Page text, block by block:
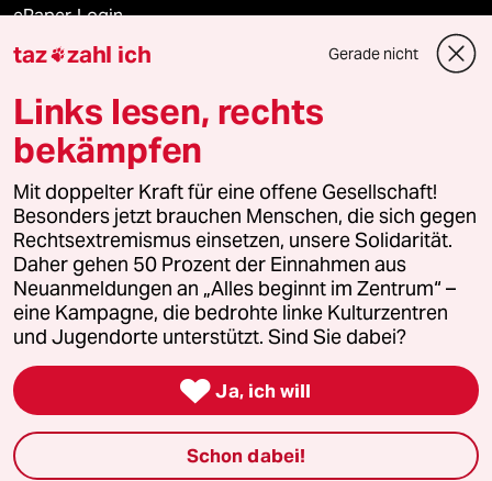
ePaper Login
Downloads für Abonnierende
© 2026 taz Verlags und Vertriebs GmbH
Alle Rechte vorbehalten. Bei rechtlichen Fragen oder für Genehmigungen
wenden Sie sich bitte an
lizenzen@taz.de
Feedback Redaktionsstatut Kommune-Richtlinien
Leitlinie Informant Datenschutz Impressum AGB
Seitenwende Einwilligungen widerrufen (Ads)
taz zahl ich Gerade nicht
Links lesen, rechts
bekämpfen
Mit doppelter Kraft für eine offene Gesellschaft!
Besonders jetzt brauchen Menschen, die sich gegen
Rechtsextremismus einsetzen, unsere Solidarität.
Daher gehen 50 Prozent der Einnahmen aus
Neuanmeldungen an „Alles beginnt im Zentrum“ –
eine Kampagne, die bedrohte linke Kulturzentren
und Jugendorte unterstützt. Sind Sie dabei?
 Ja, ich will
Schon dabei!